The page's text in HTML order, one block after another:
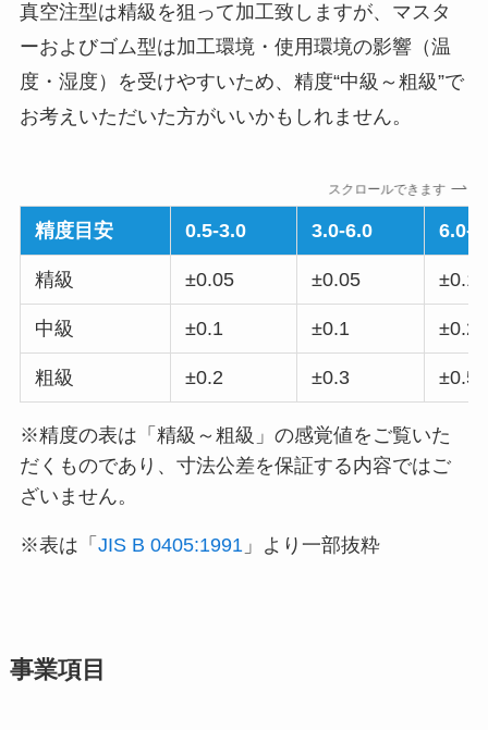
真空注型は精級を狙って加工致しますが、マスタ
ーおよびゴム型は加工環境・使用環境の影響（温
度・湿度）を受けやすいため、精度“中級～粗級”で
お考えいただいた方がいいかもしれません。
スクロールできます
精度目安 0.5-3.0 3.0-6.0 6.0-
精級 ±0.05 ±0.05 ±0.1
中級 ±0.1 ±0.1 ±0.2
粗級 ±0.2 ±0.3 ±0.5
※精度の表は「精級～粗級」の感覚値をご覧いた
だくものであり、寸法公差を保証する内容ではご
ざいません。
※表は「 JIS B 0405:1991」より一部抜粋
事業項目